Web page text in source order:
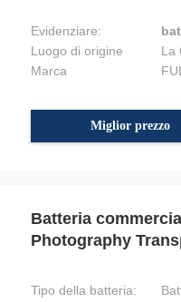
Evidenziare:
Luogo di origine
La
Marca
Miglior prezzo
Batteria
Photography
Tipo della batteria: